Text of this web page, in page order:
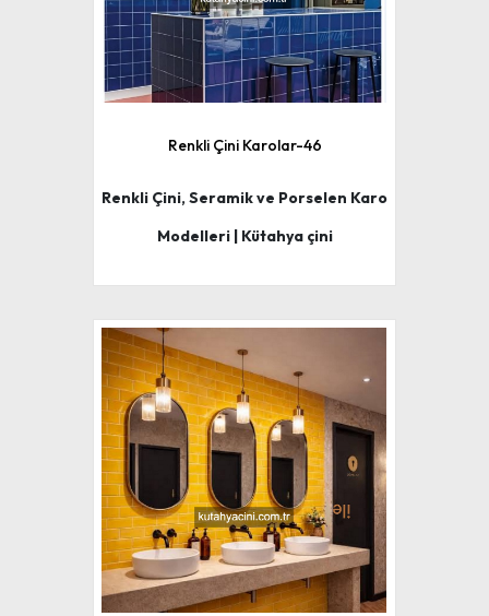
Renkli Çini Karolar-46
Renkli Çini, Seramik ve Porselen Karo
Modelleri | Kütahya çini